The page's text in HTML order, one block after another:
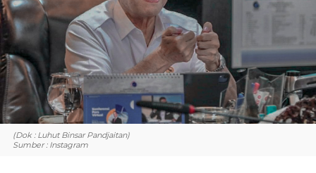
(Dok : Luhut Binsar Pandjaitan)
Sumber : Instagram